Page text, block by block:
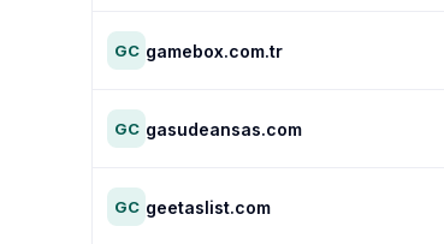
GC gamebox.com.tr
GC gasudeansas.com
GC geetaslist.com